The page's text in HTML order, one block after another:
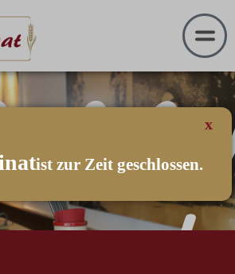
x
ist zur Zeit geschlossen.